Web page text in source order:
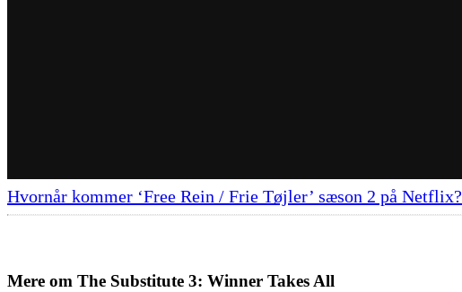
Hvornår kommer ‘Free Rein / Frie Tøjler’ sæson 2 på Netflix?
Mere om The Substitute 3: Winner Takes All